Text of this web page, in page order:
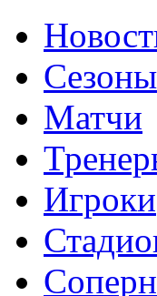
Сезоны
Матчи
Игроки